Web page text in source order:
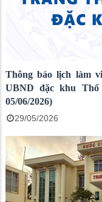
Thông báo lịch làm
UBND đặc khu Thổ
05/06/2026)
29/05/2026